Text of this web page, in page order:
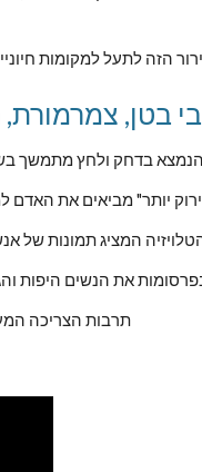
הזה לתעל למקומות
בדחק ולחץ מתמשך בשל
יותר" מביאים את האדם
המציג תמונות של
את הנשים היפות
תרבות הצריכה